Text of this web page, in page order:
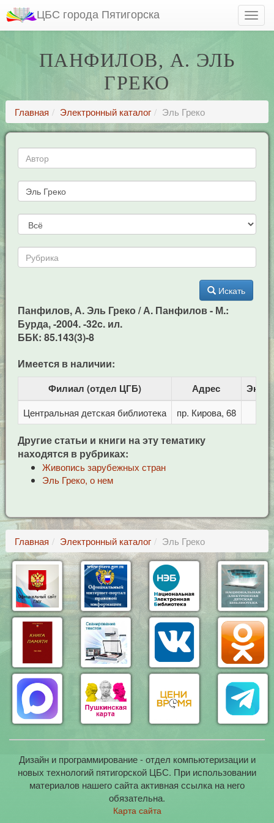
ЦБС города Пятигорска
ПАНФИЛОВ, А. ЭЛЬ
ГРЕКО
Главная Электронный каталог Эль Греко
Искать
Панфилов, А. Эль Греко / А. Панфилов - М.:
Бурда, -2004. -32c. ил.
ББК: 85.143(3)-8
Имеется в наличии:
Филиал (отдел ЦГБ) Адрес
Центральная детская библиотека пр. Кирова, 68
Другие статьи и книги на эту тематику
находятся в рубриках:
Живопись зарубежных стран
Эль Греко, о нем
Главная Электронный каталог Эль Греко
Дизайн и программирование - отдел компьютеризации и
новых технологий пятигорской ЦБС. При использовании
материалов нашего сайта активная ссылка на него
обязательна.
Карта сайта